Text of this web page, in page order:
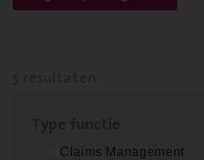
Claims Management
Insu­ran­ce Bro­kerKMO